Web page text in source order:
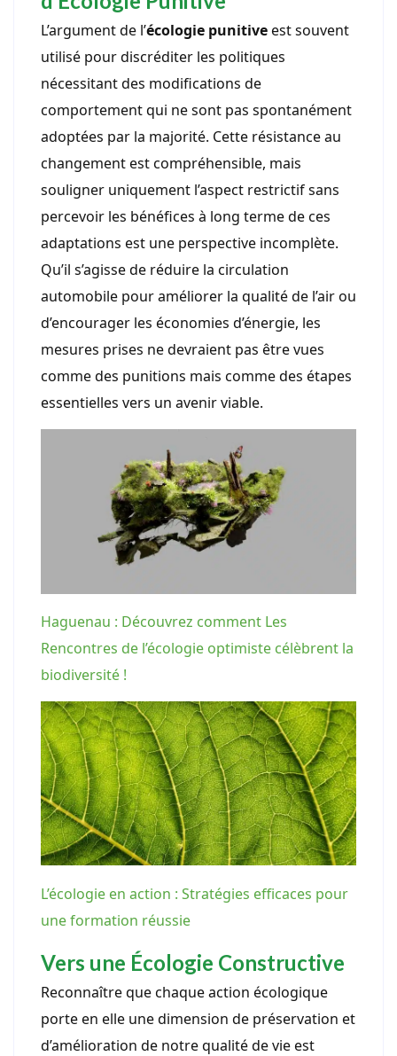
L’argument de l’écologie punitiveest souvent
utilisé pour discréditer les politiques
nécessitant des modifications de
comportement qui ne sont pas spontanément
adoptées par la majorité. Cette résistance au
changement est compréhensible, mais
souligner uniquement l’aspect restrictif sans
percevoir les bénéfices à long terme de ces
adaptations est une perspective incomplète.
Qu’il s’agisse de réduire la circulation
automobile pour améliorer la qualité de l’air ou
d’encourager les économies d’énergie, les
mesures prises ne devraient pas être vues
comme des punitions mais comme des étapes
essentielles vers un avenir viable.
Haguenau : Découvrez comment Les
Rencontres de l’écologie optimiste célèbrent la
biodiversité !
L’écologie en action : Stratégies efficaces pour
une formation réussie
Vers une Écologie Constructive
Reconnaître que chaque action écologique
porte en elle une dimension de préservation et
d’amélioration de notre qualité de vie est